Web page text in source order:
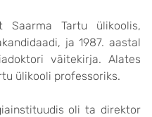
Saarma Tartu ülikoolis,
ja 1987. aastal
väitekirja. Alates
ülikooli professoriks.
oli ta direktor